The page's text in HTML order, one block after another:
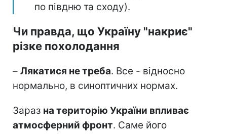
по півдню та сходу).
Чи правда, що Україну "накриє"
різке похолодання
– Лякатися не треба. Все - відносно
нормально, в синоптичних нормах.
Зараз на територію України впливає
атмосферний фронт. Саме його